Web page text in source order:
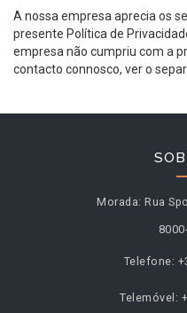
A nossa empresa aprecia os
presente Política de
empresa não cumpriu com a
contacto connosco, ver o
Morada: Rua
Telefone:
Telemóvel: